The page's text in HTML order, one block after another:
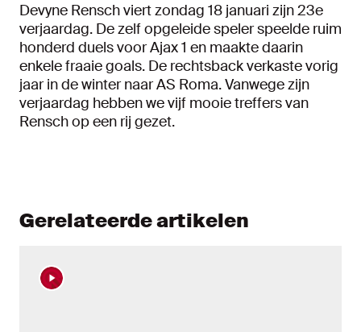
Devyne Rensch viert zondag 18 januari zijn 23e
verjaardag. De zelf opgeleide speler speelde ruim
honderd duels voor Ajax 1 en maakte daarin
enkele fraaie goals. De rechtsback verkaste vorig
jaar in de winter naar AS Roma. Vanwege zijn
verjaardag hebben we vijf mooie treffers van
Rensch op een rij gezet.
Gerelateerde artikelen